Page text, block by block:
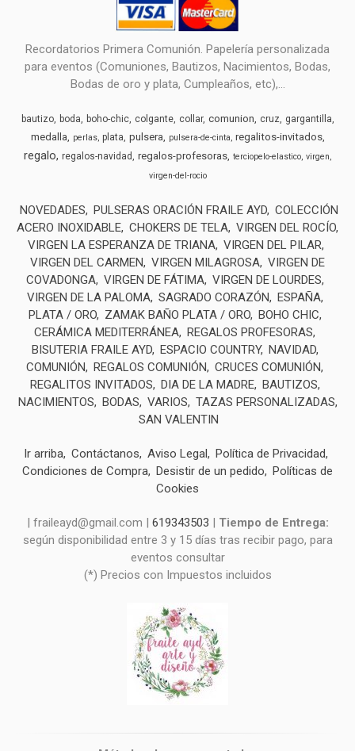
Recordatorios Primera Comunión. Papelería personalizada
para eventos (Comuniones, Bautizos, Nacimientos, Bodas,
Bodas de oro y plata, Cumpleaños, etc),...
bautizo boda boho-chic colgante collar comunion cruz gargantilla
medalla perlas plata pulsera pulsera-de-cinta regalitos-invitados
regalo regalos-navidad regalos-profesoras terciopelo-elastico virgen
virgen-del-rocio
NOVEDADES PULSERAS ORACIÓN FRAILE AYD COLECCIÓN
ACERO INOXIDABLE CHOKERS DE TELA VIRGEN DEL ROCÍO
VIRGEN LA ESPERANZA DE TRIANA VIRGEN DEL PILAR
VIRGEN DEL CARMEN
VIRGEN MILAGROSA VIRGEN DE
COVADONGA VIRGEN DE FÁTIMA VIRGEN DE LOURDES
VIRGEN DE LA PALOMA SAGRADO CORAZÓN
ESPAÑA
PLATA / ORO
ZAMAK BAÑO PLATA / ORO BOHO CHIC
CERÁMICA MEDITERRÁNEA REGALOS PROFESORAS
BISUTERIA FRAILE AYD ESPACIO COUNTRY NAVIDAD
COMUNIÓN
REGALOS COMUNIÓN
CRUCES COMUNIÓN
REGALITOS INVITADOS
DIA DE LA MADRE BAUTIZOS
NACIMIENTOS
BODAS VARIOS
TAZAS PERSONALIZADAS
SAN VALENTIN
Ir arriba Contáctanos Aviso Legal
Política de Privacidad
Condiciones de Compra Desistir de un pedido
Políticas de
Cookies
| fraileayd@gmail.com | 619343503 | Tiempo de Entrega:
según disponibilidad entre 3 y 15 días tras recibir pago, para
eventos consultar
(*) Precios con Impuestos incluidos